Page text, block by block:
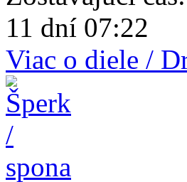
11 dní 07:22
Viac o diele /